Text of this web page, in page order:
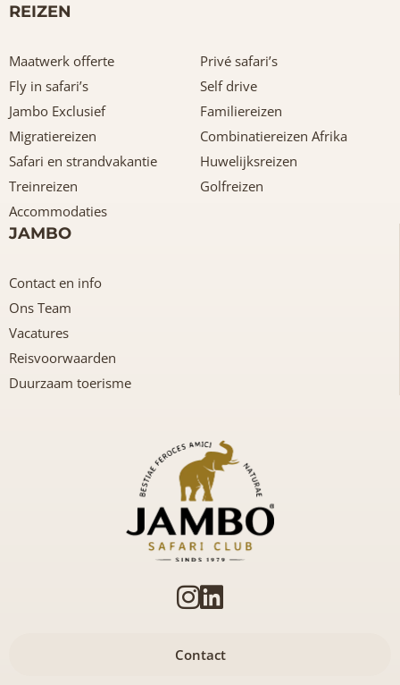
REIZEN
Maatwerk offerte
Privé safari’s
Fly in safari’s
Self drive
Jambo Exclusief
Familiereizen
Migratiereizen
Combinatiereizen Afrika
Safari en strandvakantie
Huwelijksreizen
Treinreizen
Golfreizen
Accommodaties
JAMBO
Contact en info
Ons Team
Vacatures
Reisvoorwaarden
Duurzaam toerisme
Contact